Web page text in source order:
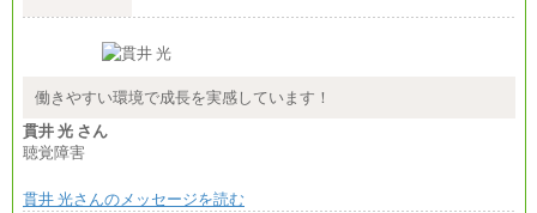
総合職 月給208,000～235,000円
※詳細はJTBキャリアサイトよりご確認ください。
総合職 月給220,000～230,000円＋地域間調整給
働きやすい環境で成長を実感しています！
貫井 光 さん
聴覚障害
貫井 光さんのメッセージを読む